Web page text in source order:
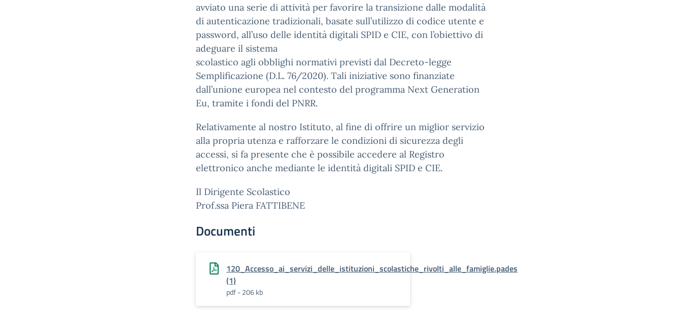
avviato una serie di attività per favorire la transizione dalle modalità
di autenticazione tradizionali, basate sull’utilizzo di codice utente e
password, all’uso delle identità digitali SPID e CIE, con l’obiettivo di
adeguare il sistema
scolastico agli obblighi normativi previsti dal Decreto-legge
Semplificazione (D.L. 76/2020). Tali iniziative sono finanziate
dall’unione europea nel contesto del programma Next Generation
Eu, tramite i fondi del PNRR.
Relativamente al nostro Istituto, al fine di offrire un miglior servizio
alla propria utenza e rafforzare le condizioni di sicurezza degli
accessi, si fa presente che è possibile accedere al Registro
elettronico anche mediante le identità digitali SPID e CIE.
Il Dirigente Scolastico
Prof.ssa Piera FATTIBENE
Documenti
120_Accesso_ai_servizi_delle_istituzioni_scolastiche_rivolti_alle_famiglie.pades
(1)
pdf - 206 kb